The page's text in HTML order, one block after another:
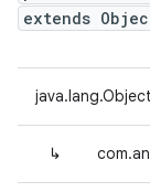
extends
java.lang.Object
↳